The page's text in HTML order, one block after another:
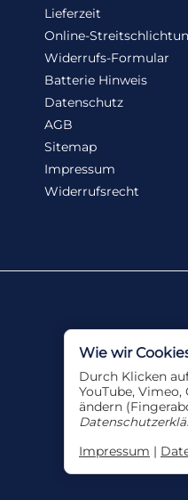
Lieferzeit
Online-
Widerrufs-Formular
Batterie Hinweis
Datenschutz
AGB
Sitemap
Impressum
Widerrufsrecht
Wie wir
Durch Klicken
YouTube,
ändern
Impressum |